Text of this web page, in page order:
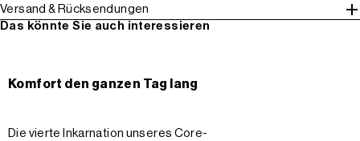
Versand & Rücksendungen
Das könnte Sie auch interessieren
Komfort den ganzen Tag lang
Die vierte Inkarnation unseres Core-